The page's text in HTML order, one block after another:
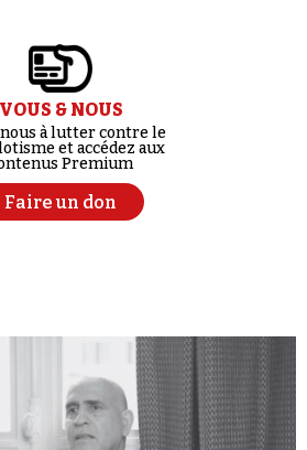
VOUS & NOUS
à lutter contre le
et accédez aux
Premium
Faire un don